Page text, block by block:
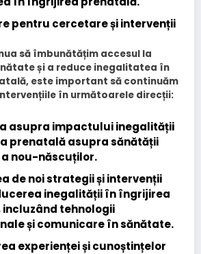
pentru cercetare și intervenții
să îmbunătățim accesul la
și a reduce inegalitatea în
este important să continuăm
în următoarele direcții:
asupra impactului inegalității
prenatală asupra sănătății
nou-născuților.
de noi strategii și intervenții
inegalității în îngrijirea
tehnologii
și comunicare în sănătate.
experienței și cunoștințelor